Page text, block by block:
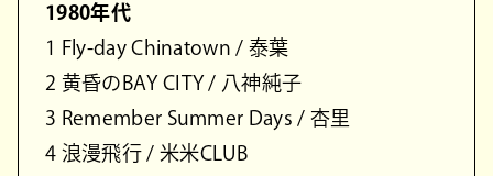
1980年代
1 Fly-day Chinatown / 泰葉
2 黄昏のBAY CITY / 八神純子
3 Remember Summer Days / 杏里
4 浪漫飛行 / 米米CLUB